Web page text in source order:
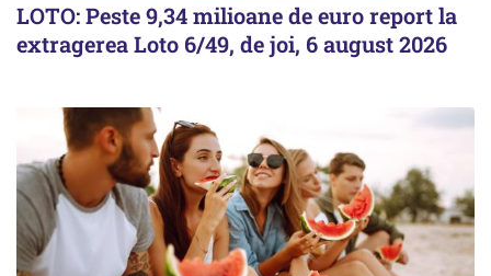
LOTO: Peste 9,34 milioane de euro report la
extragerea Loto 6/49, de joi, 6 august 2026